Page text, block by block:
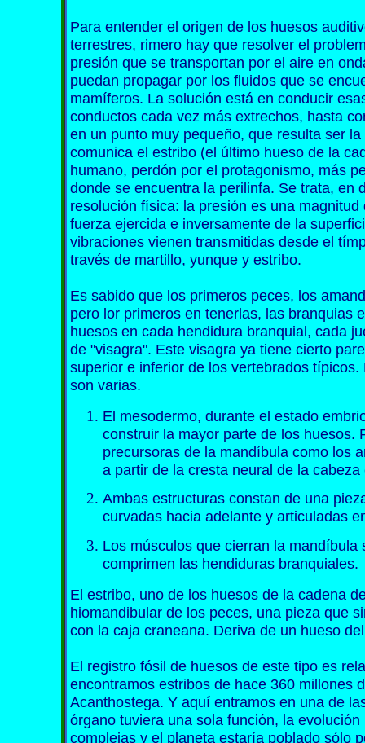
Para entender el origen de los huesos
terrestres, rimero hay que resolver el
presión que se transportan por el aire en
puedan propagar por los fluidos que se
mamíferos. La solución está en conducir
conductos cada vez más extrechos, hasta
en un punto muy pequeño, que resulta ser
comunica el estribo (el último hueso de la
humano, perdón por el protagonismo, más
donde se encuentra la perilinfa. Se trata, en
resolución física: la presión es una
fuerza ejercida e inversamente de la
vibraciones vienen transmitidas desde el
través de martillo, yunque y estribo.
Es sabido que los primeros peces, los
pero lor primeros en tenerlas, las branquias
huesos en cada hendidura branquial, cada
de "visagra". Este visagra ya tiene cierto
superior e inferior de los vertebrados
son varias.
El mesodermo, durante el estado
construir la mayor parte de los huesos.
precursoras de la mandíbula como los
a partir de la cresta neural de la
Ambas estructuras constan de una
curvadas hacia adelante y articuladas
Los músculos que cierran la mandíbula
comprimen las hendiduras branquiales.
El estribo, uno de los huesos de la cadena
hiomandibular de los peces, una pieza que
con la caja craneana. Deriva de un hueso
El registro fósil de huesos de este tipo es
encontramos estribos de hace 360 millones
Acanthostega. Y aquí entramos en una de
órgano tuviera una sola función, la
complejas y el planeta estaría poblado sólo